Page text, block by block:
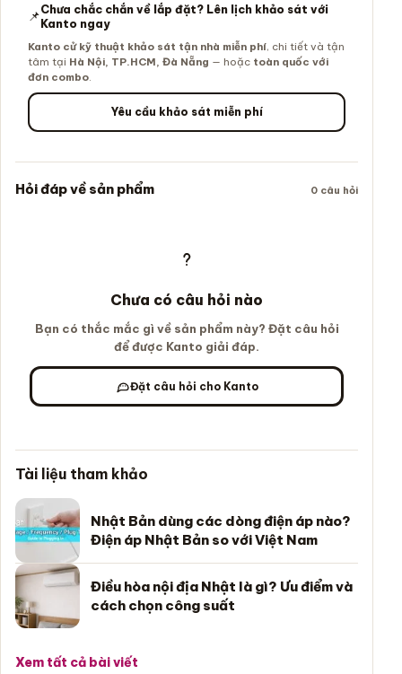
📌Chưa chắc chắn về lắp đặt? Lên lịch khảo sát với
Kanto ngay
Kanto cử kỹ thuật khảo sát tận nhà miễn phí, chi tiết và tận
tâm tại Hà Nội, TP.HCM, Đà Nẵng — hoặc toàn quốc với
đơn combo
Yêu cầu khảo sát miễn phí
Hỏi đáp về sản phẩm 0 câu hỏi
Chưa có câu hỏi nào
Bạn có thắc mắc gì về sản phẩm này? Đặt câu hỏi
để được Kanto giải đáp.
Đặt câu hỏi cho Kanto
Tài liệu tham khảo
Nhật Bản dùng các dòng điện áp nào?
Điện áp Nhật Bản so với Việt Nam
Điều hòa nội địa Nhật là gì? Ưu điểm và
cách chọn công suất
Xem tất cả bài viết